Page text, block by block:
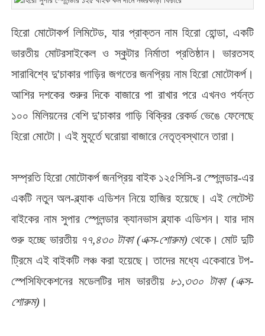
হিরো মোটোকর্প লিমিটেড, যার প্রাক্তন নাম হিরো হোন্ডা, একটি
ভারতীয় মোটরসাইকেল ও স্কুটার নির্মাতা প্রতিষ্ঠান। ভারতসহ
সারাবিশ্বে দু'চাকার গাড়ির জগতের জনপ্রিয় নাম হিরো মোটোকর্প।
আশির দশকের শুরুর দিকে বাজারে পা রাখার পরে এখনও পর্যন্ত
১০০ মিলিয়নের বেশি দু'চাকার গাড়ি বিক্রির রেকর্ড ভেঙে ফেলেছে
হিরো মোটো। এই মুহূর্তে ঘরোয়া বাজারে নেতৃত্বস্থানে তারা।
সম্প্রতি হিরো মোটোকর্প জনপ্রিয় বাইক ১২৫সিসি-র স্প্লেন্ডার-এর
একটি নতুন অল-ব্ল্যাক এডিশন নিয়ে হাজির হয়েছে। এই লেটেস্ট
বাইকের নাম সুপার স্প্লেন্ডার ক্যানভাস ব্ল্যাক এডিশন। যার দাম
শুরু হচ্ছে ভারতীয় ৭৭,৪৩০ টাকা (এক্স-শোরুম) থেকে। মোট দুটি
ট্রিমে এই বাইকটি লঞ্চ করা হয়েছে। তাদের মধ্যে একেবারে টপ-
স্পেসিফিকেশনের মডেলটির দাম ভারতীয় ৮১,৩৩০ টাকা (এক্স-
শোরুম) ।